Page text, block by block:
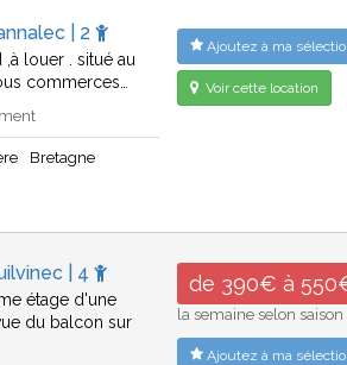
| 2
louer . situé au
commerces…
Bretagne
Ajoutez à ma
Voir cette location
| 4
étage d'une
du balcon sur
de 390€ à
la semaine selon saison
Ajoutez à ma